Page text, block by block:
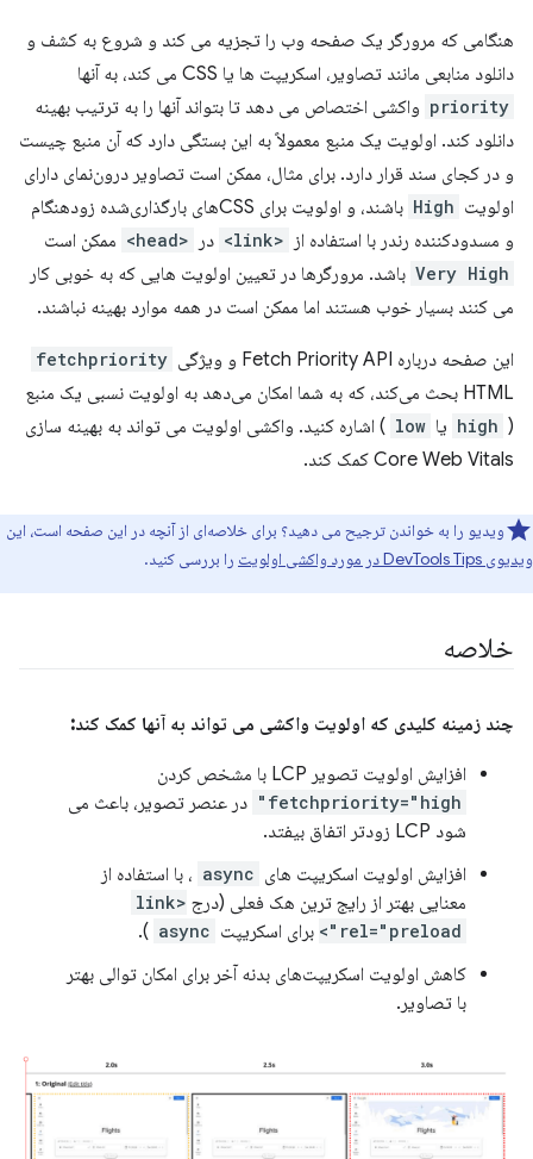
هنگامی که مرورگر یک صفحه وب را تجزیه می کند و شروع به کشف و
دانلود منابعی مانند تصاویر، اسکریپت ها یا CSS می کند، به آنها
priority واکشی اختصاص می دهد تا بتواند آنها را به ترتیب بهینه
دانلود کند. اولویت یک منبع معمولاً به این بستگی دارد که آن منبع چیست
و در کجای سند قرار دارد. برای مثال، ممکن است تصاویر درون‌نمای دارای
اولویت High
باشند، و اولویت برای CSSهای بارگذاری‌شده زودهنگام
و مسدودکننده رندر با استفاده از <link> در <head> ممکن است
Very High باشد. مرورگرها در تعیین اولویت هایی که به خوبی کار
می کنند بسیار خوب هستند اما ممکن است در همه موارد بهینه نباشند.
این صفحه درباره Fetch Priority API و ویژگی fetchpriority
HTML بحث می‌کند، که به شما امکان می‌دهد به اولویت نسبی یک منبع
(
high یا low ) اشاره کنید. واکشی اولویت می تواند به بهینه سازی
Core Web Vitals کمک کند.
ویدیو را به خواندن ترجیح می دهید؟ برای خلاصه‌ای از آنچه در این صفحه است، این
ویدیوی DevTools Tips در مورد واکشی اولویت
را بررسی کنید.
خلاصه
چند زمینه کلیدی که اولویت واکشی می تواند به آنها کمک کند:
افزایش اولویت تصویر LCP با مشخص کردن
fetchpriority="high"
در عنصر تصویر، باعث می
شود LCP زودتر اتفاق بیفتد.
افزایش اولویت اسکریپت های async ، با استفاده از
معنایی بهتر از رایج ترین هک فعلی (درج
<link
rel="preload">
برای اسکریپت async
).
کاهش اولویت اسکریپت‌های بدنه آخر برای امکان توالی بهتر
با تصاویر.